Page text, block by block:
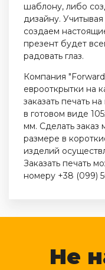
шаблону, либо
дизайну.
создаем
презент будет
радовать глаз.
Компания
еврооткрытки на
заказать печать
в готовом виде
мм. Сделать
размере в
изделий
Заказать печать
номеру +38 (099)
Не